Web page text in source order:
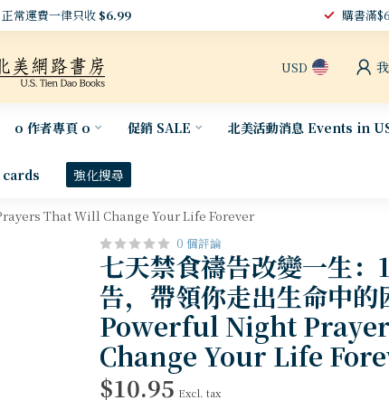
常運費一律只收 $6.99 購書滿
USD
o 作者專頁 o 促銷 SALE 北美活動消息 Events in
強化搜尋
Prayers That Will Change Your Life Forever
0 個評論
七天禁食禱告改變一生
告，帶領你走出生命中的
Powerful Night
Change Your Life
$10.95 Excl. tax